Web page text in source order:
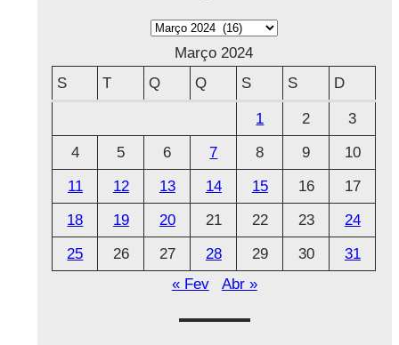
A
q
Março 2024
S
T Q Q S S D
1 2
3
4
5 6 7 8 9
10
11
12 13 14 15 16
17
18
19 20 21 22 23
24
25
26 27 28 29 30
31
« Fev
Abr »